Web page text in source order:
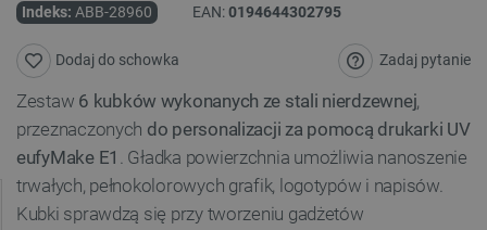
Indeks: ABB-28960 EAN:0194644302795
Zadaj pytanie
Dodaj do schowka
Zestaw 6 kubków wykonanych ze stali nierdzewnej,
przeznaczonych do personalizacji za pomocą drukarki UV
eufyMake E1 . Gładka powierzchnia umożliwia nanoszenie
trwałych, pełnokolorowych grafik, logotypów i napisów.
Kubki sprawdzą się przy tworzeniu gadżetów